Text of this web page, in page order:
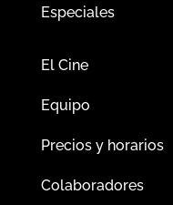
Especiales
El Cine
Equipo
Precios y horarios
Colaboradores